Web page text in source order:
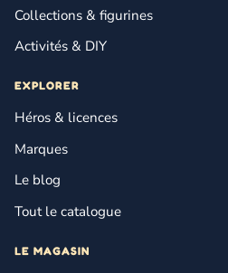
Collections & figurines
Activités & DIY
EXPLORER
Héros & licences
Marques
Le blog
Tout le catalogue
LE MAGASIN